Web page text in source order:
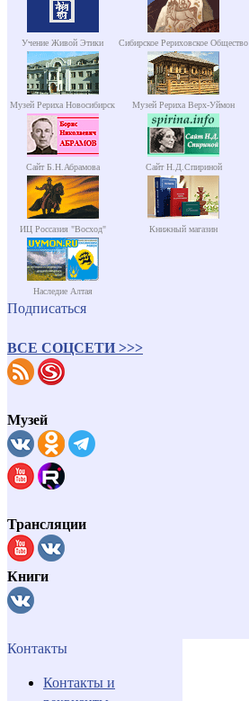
Учение Живой Этики Сибирское Рериховское Общество
Музей Рериха Новосибирск Музей Рериха Верх-Уймон
Сайт Б.Н.Абрамова Сайт Н.Д.Спириной
ИЦ Россазия "Восход" Книжный магазин
Наследие Алтая
Подписаться
ВСЕ СОЦСЕТИ >>>
Музей
Трансляции
Книги
Контакты
Контакты и